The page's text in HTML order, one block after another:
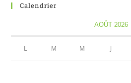
Calendrier
AOÛT 2026
L M M J